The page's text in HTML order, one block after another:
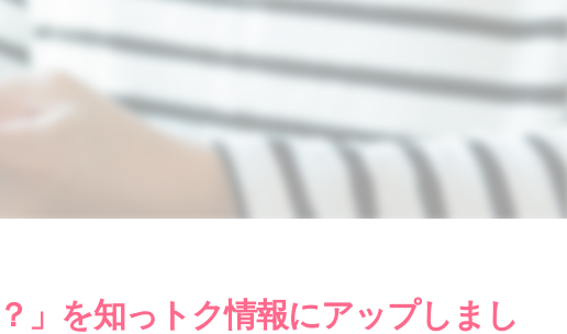
」を知っトク情報にアップしまし